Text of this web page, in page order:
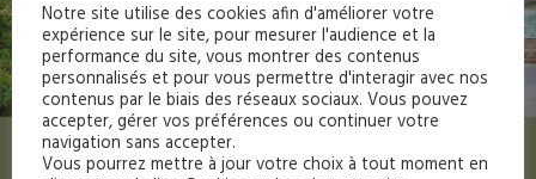
Notre site utilise des cookies afin d'améliorer votre
expérience sur le site, pour mesurer l'audience et la
performance du site, vous montrer des contenus
personnalisés et pour vous permettre d'interagir avec nos
contenus par le biais des réseaux sociaux. Vous pouvez
accepter, gérer vos préférences ou continuer votre
navigation sans accepter.
Vous pourrez mettre à jour votre choix à tout moment en